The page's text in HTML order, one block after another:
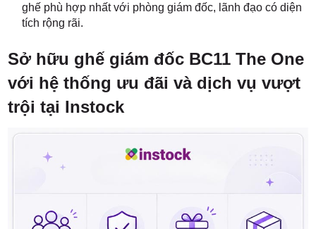
ghế phù hợp nhất với phòng giám đốc, lãnh đạo có diện
tích rộng rãi.
Sở hữu ghế giám đốc BC11 The One
với hệ thống ưu đãi và dịch vụ vượt
trội tại Instock